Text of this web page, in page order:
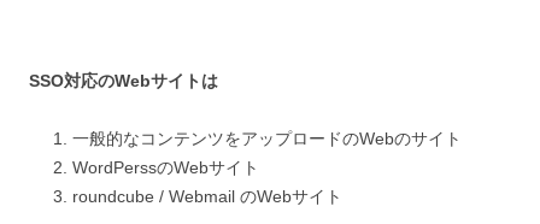
SSO対応のWebサイトは
一般的なコンテンツをアップロードのWebのサイト
WordPerssのWebサイト
roundcube / Webmail のWebサイト